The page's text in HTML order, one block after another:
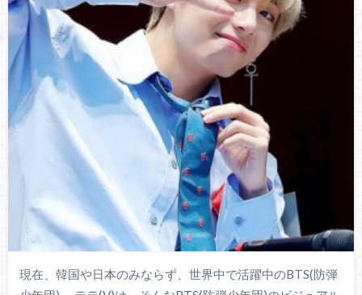
現在、韓国や日本のみならず、世界中で活躍中のBTS(防弾